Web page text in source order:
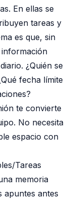
En ellas se
tareas y
es que, sin
información
¿Quién se
fecha límite
te convierte
No necesita
espacio con
Tareas
memoria
apuntes antes